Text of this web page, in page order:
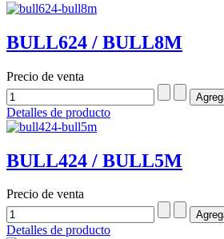
BULL624 / BULL8M
Precio de venta
Detalles de producto
BULL424 / BULL5M
Precio de venta
Detalles de producto